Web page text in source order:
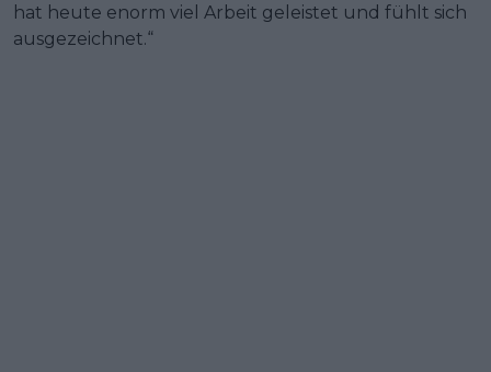
hat heute enorm viel Arbeit geleistet und fühlt sich
ausgezeichnet.“